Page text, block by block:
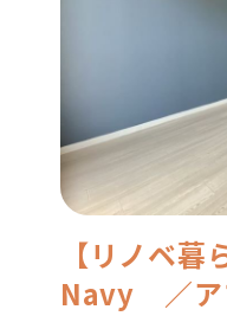
【リノベ
Navy ／ア